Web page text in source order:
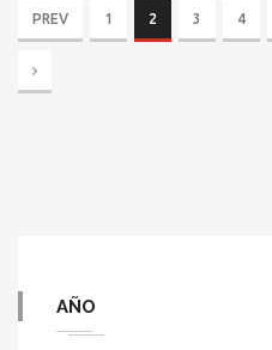
PREV 1 2 3 4
AÑO